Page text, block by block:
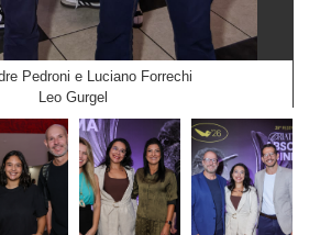
Pedroni e Luciano Forrechi
Leo Gurgel